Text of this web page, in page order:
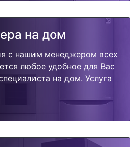
на дом
с нашим менеджером всех
любое удобное для Вас
на дом. Услуга